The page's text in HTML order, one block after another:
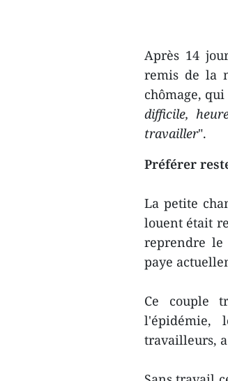
Après 14
remis de la
chômage,
difficile,
travailler".
Préférer
La petite
louent était
reprendre le
paye
Ce couple
l'épidémie,
travailleurs,